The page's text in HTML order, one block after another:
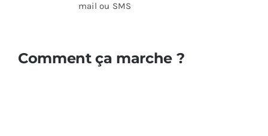
mail ou SMS
Comment ça marche ?